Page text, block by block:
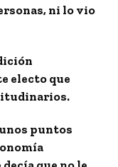
ni lo vio
electo que
puntos